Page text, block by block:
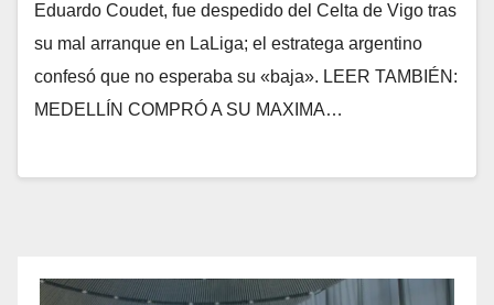
Eduardo Coudet, fue despedido del Celta de Vigo tras
su mal arranque en LaLiga; el estratega argentino
confesó que no esperaba su «baja». LEER TAMBIÉN:
MEDELLÍN COMPRÓ A SU MAXIMA…